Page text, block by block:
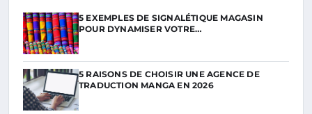
5 EXEMPLES DE SIGNALÉTIQUE MAGASIN
POUR DYNAMISER VOTRE…
5 RAISONS DE CHOISIR UNE AGENCE DE
TRADUCTION MANGA EN 2026